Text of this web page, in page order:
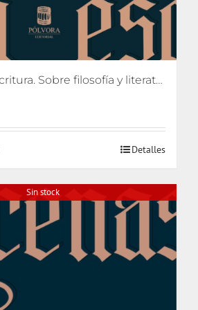
Escenas de escritura. Sobre filosofía y literatura [eBook]
Detalles
Sin stock